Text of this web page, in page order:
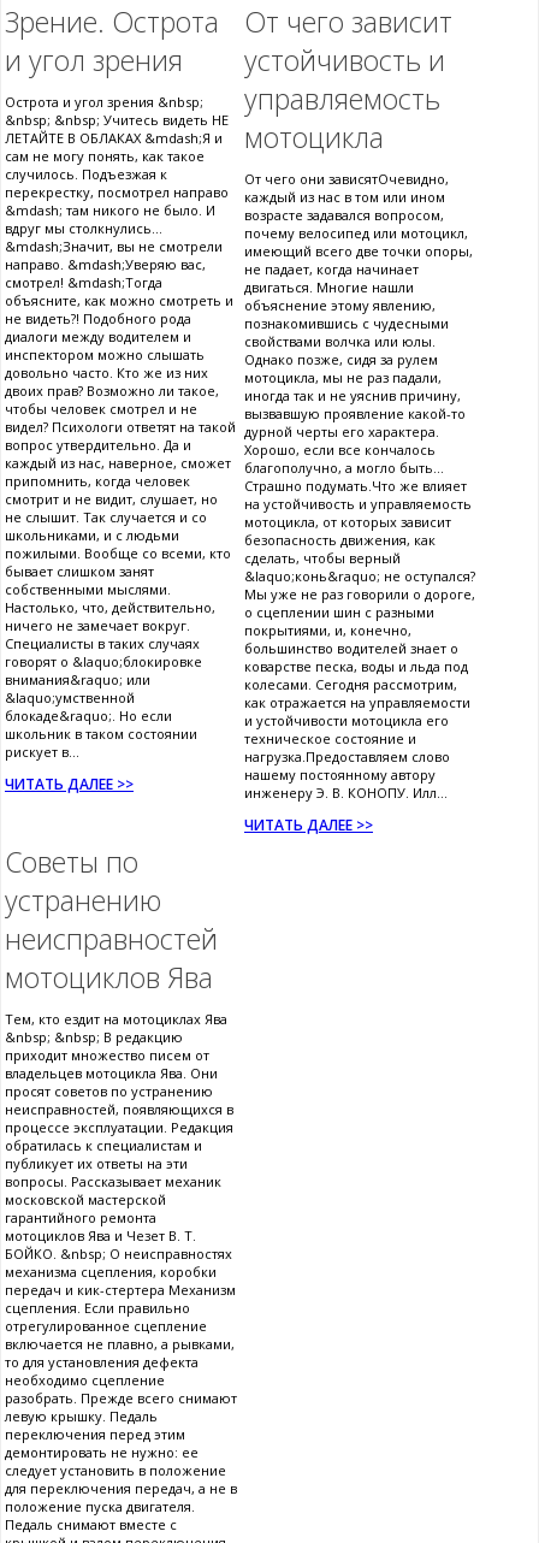
Зрение. Острота
и угол зрения
Острота и угол зрения &nbsp;
&nbsp; &nbsp; Учитесь видеть НЕ
ЛЕТАЙТЕ В ОБЛАКАХ &mdash;Я и
сам не могу понять, как такое
случилось. Подъезжая к
перекрестку, посмотрел направо
&mdash; там никого не было. И
вдруг мы столкнулись...
&mdash;Значит, вы не смотрели
направо. &mdash;Уверяю вас,
смотрел! &mdash;Тогда
объясните, как можно смотреть и
не видеть?! Подобного рода
диалоги между водителем и
инспектором можно слышать
довольно часто. Кто же из них
двоих прав? Возможно ли такое,
чтобы человек смотрел и не
видел? Психологи ответят на такой
вопрос утвердительно. Да и
каждый из нас, наверное, сможет
припомнить, когда человек
смотрит и не видит, слушает, но
не слышит. Так случается и со
школьниками, и с людьми
пожилыми. Вообще со всеми, кто
бывает слишком занят
собственными мыслями.
Настолько, что, действительно,
ничего не замечает вокруг.
Специалисты в таких случаях
говорят о &laquo;блокировке
внимания&raquo; или
&laquo;умственной
блокаде&raquo;. Но если
школьник в таком состоянии
рискует в...
ЧИТАТЬ ДАЛЕЕ >>
От чего зависит
устойчивость и
управляемость
мотоцикла
От чего они зависятОчевидно,
каждый из нас в том или ином
возрасте задавался вопросом,
почему велосипед или мотоцикл,
имеющий всего две точки опоры,
не падает, когда начинает
двигаться. Многие нашли
объяснение этому явлению,
познакомившись с чудесными
свойствами волчка или юлы.
Однако позже, сидя за рулем
мотоцикла, мы не раз падали,
иногда так и не уяснив причину,
вызвавшую проявление какой-то
дурной черты его характера.
Хорошо, если все кончалось
благополучно, а могло быть...
Страшно подумать.Что же влияет
на устойчивость и управляемость
мотоцикла, от которых зависит
безопасность движения, как
сделать, чтобы верный
&laquo;конь&raquo; не оступался?
Мы уже не раз говорили о дороге,
о сцеплении шин с разными
покрытиями, и, конечно,
большинство водителей знает о
коварстве песка, воды и льда под
колесами. Сегодня рассмотрим,
как отражается на управляемости
и устойчивости мотоцикла его
техническое состояние и
нагрузка.Предоставляем слово
нашему постоянному автору
инженеру Э. В. КОНОПУ. Илл...
ЧИТАТЬ ДАЛЕЕ >>
Советы по
устранению
неисправностей
мотоциклов Ява
Тем, кто ездит на мотоциклах Ява
&nbsp; &nbsp; В редакцию
приходит множество писем от
владельцев мотоцикла Ява. Они
просят советов по устранению
неисправностей, появляющихся в
процессе эксплуатации. Редакция
обратилась к специалистам и
публикует их ответы на эти
вопросы. Рассказывает механик
московской мастерской
гарантийного ремонта
мотоциклов Ява и Чезет В. Т.
БОЙКО. &nbsp; О неисправностях
механизма сцепления, коробки
передач и кик-стертера Механизм
сцепления. Если правильно
отрегулированное сцепление
включается не плавно, а рывками,
то для установления дефекта
необходимо сцепление
разобрать. Прежде всего снимают
левую крышку. Педаль
переключения перед этим
демонтировать не нужно: ее
следует установить в положение
для переключения передач, а не в
положение пуска двигателя.
Педаль снимают вместе с